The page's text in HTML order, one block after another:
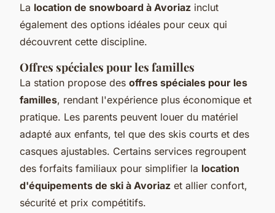
La location de snowboard à Avoriaz inclut
également des options idéales pour ceux qui
découvrent cette discipline.
Offres spéciales pour les familles
La station propose des offres spéciales pour les
familles, rendant l'expérience plus économique et
pratique. Les parents peuvent louer du matériel
adapté aux enfants, tel que des skis courts et des
casques ajustables. Certains services regroupent
des forfaits familiaux pour simplifier la location
d'équipements de ski à Avoriaz et allier confort,
sécurité et prix compétitifs.